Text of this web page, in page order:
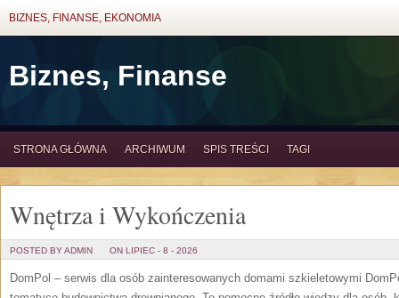
BIZNES, FINANSE, EKONOMIA
Biznes, Finanse
STRONA GŁÓWNA ARCHIWUM SPIS TREŚCI TAGI
Wnętrza i Wykończenia
POSTED BY ADMIN ON LIPIEC - 8 - 2026
DomPol – serwis dla osób zainteresowanych domami szkieletowymi